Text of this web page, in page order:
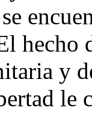
hecho
y
le